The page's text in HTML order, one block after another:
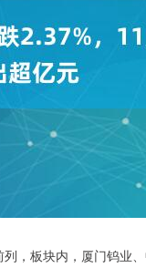
，板块内，厦门钨业